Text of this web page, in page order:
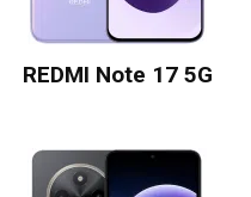
REDMI Note 17 5G